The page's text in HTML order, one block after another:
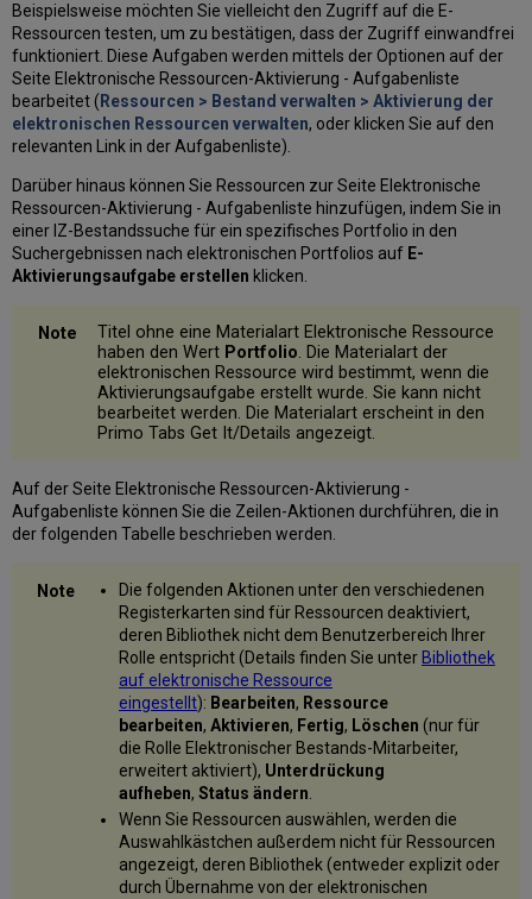
Beispielsweise möchten Sie vielleicht den Zugriff auf die E-
Ressourcen testen, um zu bestätigen, dass der Zugriff einwandfrei
funktioniert. Diese Aufgaben werden mittels der Optionen auf der
Seite Elektronische Ressourcen-Aktivierung - Aufgabenliste
bearbeitet ( Ressourcen > Bestand verwalten > Aktivierung der
elektronischen Ressourcen verwalten, oder klicken Sie auf den
relevanten Link in der Aufgabenliste).
Darüber hinaus können Sie Ressourcen zur Seite Elektronische
Ressourcen-Aktivierung - Aufgabenliste hinzufügen, indem Sie in
einer IZ-Bestandssuche für ein spezifisches Portfolio in den
Suchergebnissen nach elektronischen Portfolios auf E-
Aktivierungsaufgabe erstellen klicken.
Titel ohne eine Materialart Elektronische Ressource
haben den Wert Portfolio. Die Materialart der
elektronischen Ressource wird bestimmt, wenn die
Aktivierungsaufgabe erstellt wurde. Sie kann nicht
bearbeitet werden. Die Materialart erscheint in den
Primo Tabs Get It/Details angezeigt.
Auf der Seite Elektronische Ressourcen-Aktivierung -
Aufgabenliste können Sie die Zeilen-Aktionen durchführen, die in
der folgenden Tabelle beschrieben werden.
Die folgenden Aktionen unter den verschiedenen
Registerkarten sind für Ressourcen deaktiviert,
deren Bibliothek nicht dem Benutzerbereich Ihrer
Rolle entspricht (Details finden Sie unter Bibliothek
auf elektronische Ressource
eingestellt): Bearbeiten, Ressource
bearbeiten, Aktivieren, Fertig, Löschen (nur für
die Rolle Elektronischer Bestands-Mitarbeiter,
erweitert aktiviert), Unterdrückung
aufheben, Status ändern
Wenn Sie Ressourcen auswählen, werden die
Auswahlkästchen außerdem nicht für Ressourcen
angezeigt, deren Bibliothek (entweder explizit oder
durch Übernahme von der elektronischen